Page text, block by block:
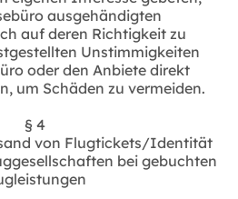
ausgehändigten
auf deren Richtigkeit zu
Unstimmigkeiten
oder den Anbiete direkt
um Schäden zu vermeiden.
§ 4
von Flugtickets/Identität
bei gebuchten